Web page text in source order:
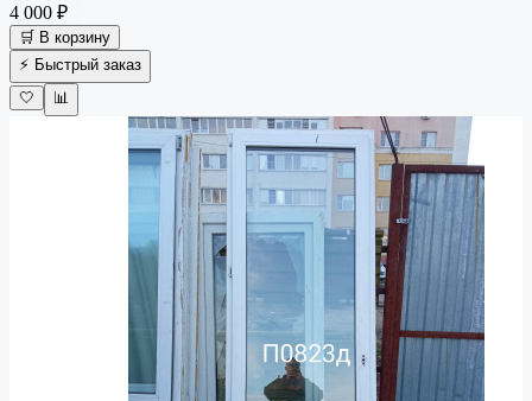
4 000 ₽
🛒 В корзину
⚡ Быстрый заказ
🤍
📊